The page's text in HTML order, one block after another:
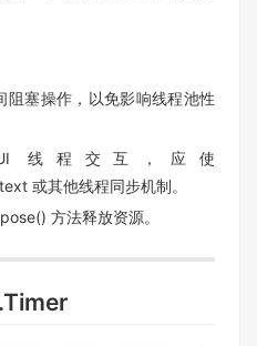
阻塞操作，以免影响线程池性
线程交互，应使
或其他线程同步机制。
方法释放资源。